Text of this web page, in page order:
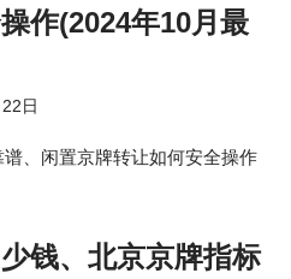
作(2024年10月最
日
、闲置京牌转让如何安全操作
钱、北京京牌指标